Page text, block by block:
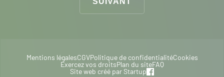
Mentions légalesCGVPolitique de confidentialitéCookies
Exercez vos droitsPlan du siteFAQ
Site web créé parStartup